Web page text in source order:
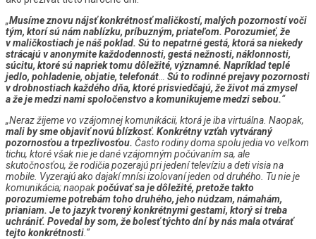
„Musíme znovu nájsť konkrétnosť maličkostí, malých pozorností voči
tým, ktorí sú nám nablízku, príbuzným, priateľom. Porozumieť, že
v maličkostiach je náš poklad. Sú to nepatrné gestá, ktorá sa niekedy
strácajú v anonymite každodennosti, gestá nežnosti, náklonnosti,
súcitu, ktoré sú napriek tomu dôležité, významné. Napríklad teplé
jedlo, pohladenie, objatie, telefonát
Sú to rodinné prejavy pozornosti
v drobnostiach každého dňa, ktoré prisviedčajú, že život má zmysel
a že je medzi nami spoločenstvo a komunikujeme medzi sebou.“
„Neraz žijeme vo vzájomnej komunikácii, ktorá je iba virtuálna. Naopak,
mali by sme objaviť novú blízkosť. Konkrétny vzťah vytváraný
pozornosťou a trpezlivosťou. Často rodiny doma spolu jedia vo veľkom
tichu, ktoré však nie je dané vzájomným počúvaním sa, ale
skutočnosťou, že rodičia pozerajú pri jedení televíziu a deti visia na
mobile. Vyzerajú ako dajakí mnísi izolovaní jeden od druhého. Tu nie je
komunikácia; naopakpočúvať sa je dôležité, pretože takto
porozumieme potrebám toho druhého, jeho núdzam, námahám,
prianiam. Je to jazyk tvorený konkrétnymi gestami, ktorý si treba
uchrániť. Povedal by som, že bolesť týchto dní by nás mala otvárať
tejto konkrétnosti .“